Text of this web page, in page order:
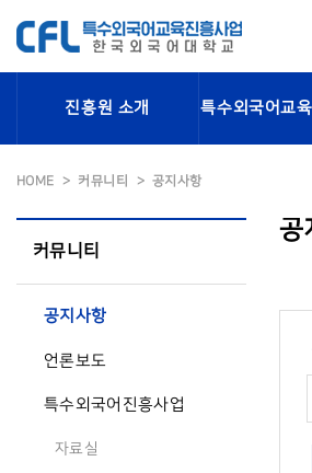
진흥원 소개 특수외국어교
HOME 커뮤니티 공지사항
커뮤니티
공지사항
언론보도
특수외국어진흥사업
자료실
공